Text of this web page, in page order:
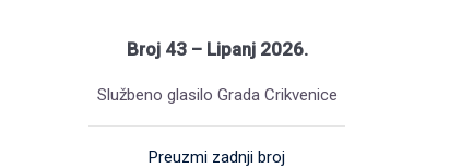
Broj 43 – Lipanj 2026.
Službeno glasilo Grada Crikvenice
Preuzmi zadnji broj